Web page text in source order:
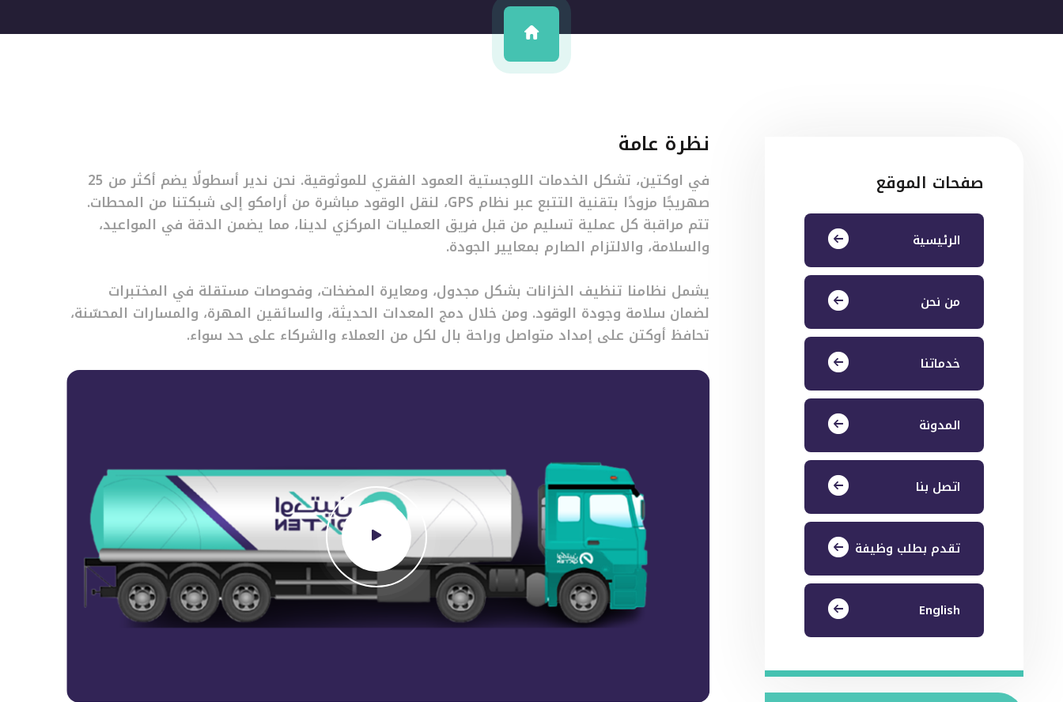
صفحات الموقع
الرئيسية
من نحن
خدماتنا
المدونة
اتصل بنا
تقدم بطلب وظيفة
English
نظرة عامة
في اوكتين، تشكل الخدمات اللوجستية العمود الفقري للموثوقية. نحن ندير أسطولًا يضم أكثر من 25
صهريجًا مزودًا بتقنية التتبع عبر نظام GPS، لنقل الوقود مباشرة من أرامكو إلى شبكتنا من المحطات.
تتم مراقبة كل عملية تسليم من قبل فريق العمليات المركزي لدينا، مما يضمن الدقة في المواعيد،
والسلامة، والالتزام الصارم بمعايير الجودة.
يشمل نظامنا تنظيف الخزانات بشكل مجدول، ومعايرة المضخات، وفحوصات مستقلة في المختبرات
لضمان سلامة وجودة الوقود. ومن خلال دمج المعدات الحديثة، والسائقين المهرة، والمسارات المحسّنة،
تحافظ أوكتن على إمداد متواصل وراحة بال لكل من العملاء والشركاء على حد سواء.